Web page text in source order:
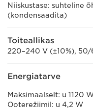
Niiskustase: suhteline
(kondensaadita)
Toiteallikas
220–240 V (±10%),
Energiatarve
Maksimaalselt: u 1120
Ooterežiimil: u 4,2 W